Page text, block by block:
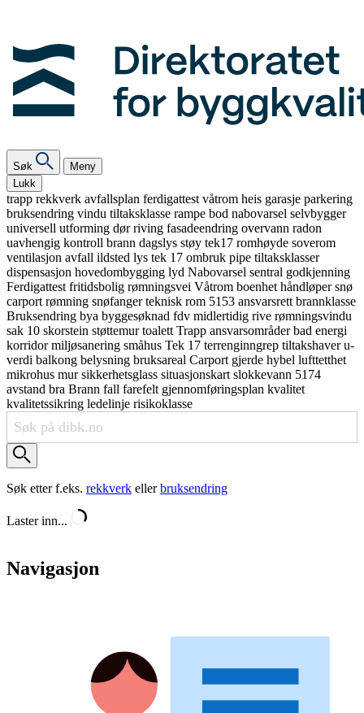
Søk
Meny
Lukk
trapp rekkverk avfallsplan ferdigattest våtrom heis garasje parkering
bruksendring vindu tiltaksklasse rampe bod nabovarsel selvbygger
universell utforming dørriving fasadeendring overvann radon
uavhengig kontroll brann dagslys støy tek17 romhøyde soverom
ventilasjon avfall ildsted lys tek 17 ombruk pipe tiltaksklasser
dispensasjon hovedombygging lyd Nabovarsel sentral godkjenning
Ferdigattest fritidsbolig rømningsvei Våtrom boenhet håndløpersnø
carport rømning snøfangerteknisk rom 5153 ansvarsrett brannklasse
Bruksendring bya byggesøknad fdv midlertidig rive rømningsvindu
sak 10 skorstein støttemurtoalett Trapp ansvarsområderbad energi
korridormiljøsanering småhus Tek 17 terrenginngrep tiltakshaveru-
verdi balkong belysning bruksareal Carport gjerde hybel lufttetthet
mikrohus mursikkerhetsglass situasjonskart slokkevann 5174
avstand bra Brann fall farefelt gjennomføringsplan kvalitet
kvalitetssikring ledelinje risikoklasse
Søk etter f.eks. rekkverk ellerbruksendring
Laster inn...
Navigasjon